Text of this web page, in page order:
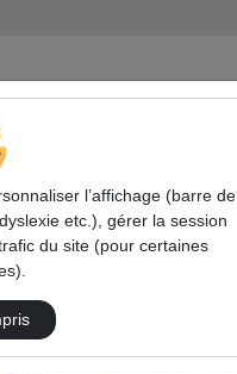
l’affichage (barre de
etc.), gérer la session
du site (pour certaines